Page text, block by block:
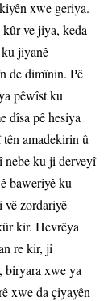
xwe geriya.
ve jiya, keda
jiyanê
de dimînin. Pê
pêwîst ku
dîsa pê hesiya
amadekirin û
nebe ku ji derveyî
baweriyê ku
zordariyê
kir. Hevrêya
re kir, ji
biryara xwe ya
xwe da çiyayên